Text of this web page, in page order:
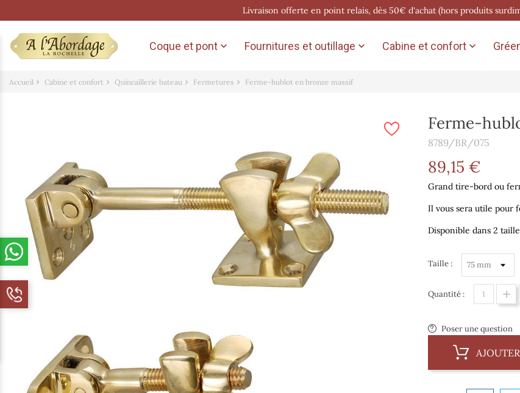
Livraison offerte en point relais, dès 50€ d'achat (hors produits
Coque et pont  Fournitures et outillage  Cabine et confort 
Accueil Cabine et confort Quincaillerie bateau Fermetures Ferme-hublot en bronze massif
Ferme-
8789/BR/075
89,15 €
Grand tire-bord ou
Il vous sera utile pour
Disponible dans 2
Taille :
Quantité :
Poser une question